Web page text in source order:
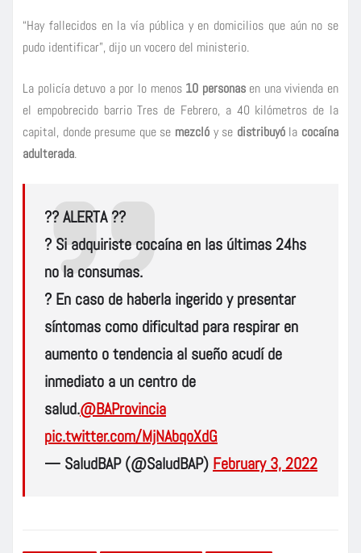
“Hay fallecidos en la vía pública y en domicilios que aún no se
pudo identificar”, dijo un vocero del ministerio.
La policía detuvo a por lo menos 10 personasen una vivienda en
el empobrecido barrio Tres de Febrero, a 40 kilómetros de la
capital, donde presume que se mezcló y se distribuyó la cocaína
adulterada.
?? ALERTA ??
? Si adquiriste cocaína en las últimas 24hs
no la consumas.
? En caso de haberla ingerido y presentar
síntomas como dificultad para respirar en
aumento o tendencia al sueño acudí de
inmediato a un centro de
salud.@BAProvincia
pic.twitter.com/MjNAbqoXdG
— SaludBAP (@SaludBAP) February 3, 2022